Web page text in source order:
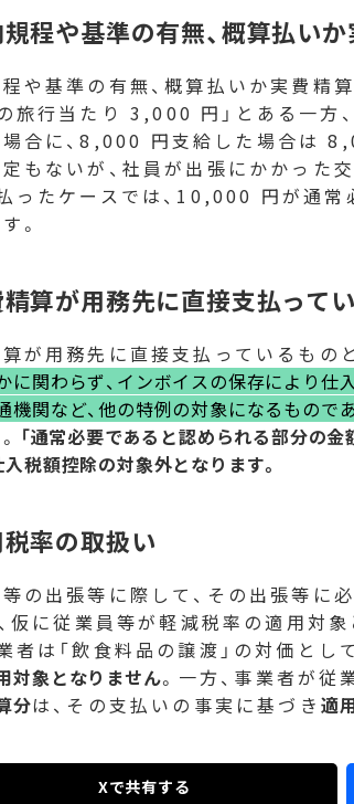
程や基準の有無、概算払い
や基準の有無、概算払いか実費精
の旅行当たり 3,000 円」とある一
合に、8,000 円支給した場合は
もないが、社員が出張にかかっ
ったケースでは、10,000 円が通
。
算が用務先に直接支払って
が用務先に直接支払っているもの
に関わらず、インボイスの保存により仕
機関など、他の特例の対象になるもので
「通常必要であると認められる部分の金
入税額控除の対象外となります。
率の取扱い
の出張等に際して、その出張等に
仮に従業員等が軽減税率の適用対
者は「飲食料品の譲渡」の対価と
対象となりません。一方、事業者が
分は、その支払いの事実に基づき 適
Xで共有する